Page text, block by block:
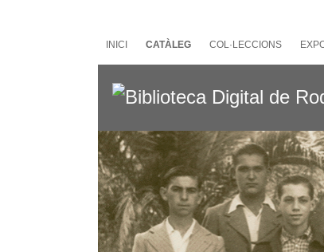
INICI CATÀLEG COL·LECCIONS